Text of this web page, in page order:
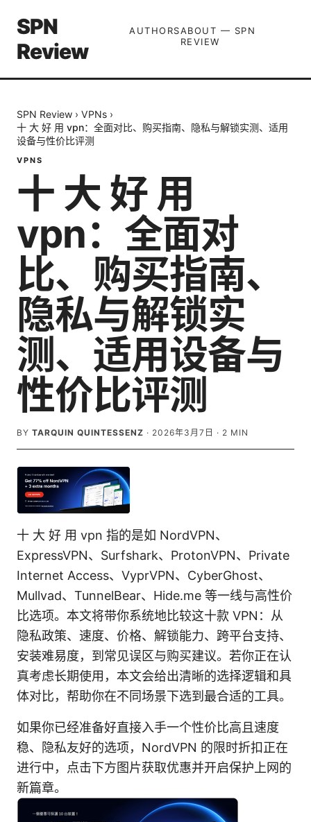
SPN
Review
AUTHORSABOUT — SPN
REVIEW
SPN Review › VPNs ›
十 大 好 用 vpn：全面对比、购买指南、隐私与解锁实测、适用
设备与性价比评测
VPNS
十 大 好 用
vpn：全面对
比、购买指南、
隐私与解锁实
测、适用设备与
性价比评测
BY TARQUIN QUINTESSENZ · 2026年3月7日 · 2 MIN
十 大 好 用 vpn 指的是如 NordVPN、
ExpressVPN、Surfshark、ProtonVPN、Private
Internet Access、VyprVPN、CyberGhost、
Mullvad、TunnelBear、Hide.me 等一线与高性价
比选项。本文将带你系统地比较这十款 VPN：从
隐私政策、速度、价格、解锁能力、跨平台支持、
安装难易度，到常见误区与购买建议。若你正在认
真考虑长期使用，本文会给出清晰的选择逻辑和具
体对比，帮助你在不同场景下选到最合适的工具。
如果你已经准备好直接入手一个性价比高且速度
稳、隐私友好的选项，NordVPN 的限时折扣正在
进行中，点击下方图片获取优惠并开启保护上网的
新篇章。